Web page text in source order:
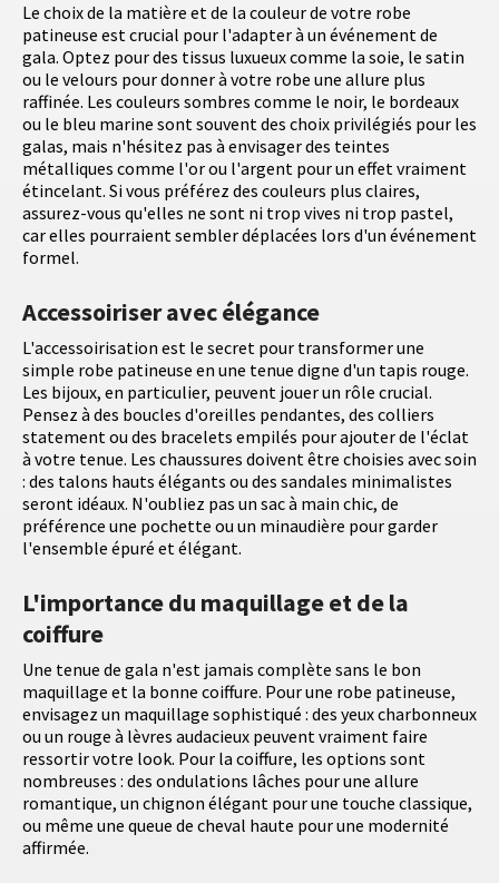
Le choix de la matière et de la couleur de votre robe
patineuse est crucial pour l'adapter à un événement de
gala. Optez pour des tissus luxueux comme la soie, le satin
ou le velours pour donner à votre robe une allure plus
raffinée. Les couleurs sombres comme le noir, le bordeaux
ou le bleu marine sont souvent des choix privilégiés pour les
galas, mais n'hésitez pas à envisager des teintes
métalliques comme l'or ou l'argent pour un effet vraiment
étincelant. Si vous préférez des couleurs plus claires,
assurez-vous qu'elles ne sont ni trop vives ni trop pastel,
car elles pourraient sembler déplacées lors d'un événement
formel.
Accessoiriser avec élégance
L'accessoirisation est le secret pour transformer une
simple robe patineuse en une tenue digne d'un tapis rouge.
Les bijoux, en particulier, peuvent jouer un rôle crucial.
Pensez à des boucles d'oreilles pendantes, des colliers
statement ou des bracelets empilés pour ajouter de l'éclat
à votre tenue. Les chaussures doivent être choisies avec soin
: des talons hauts élégants ou des sandales minimalistes
seront idéaux. N'oubliez pas un sac à main chic, de
préférence une pochette ou un minaudière pour garder
l'ensemble épuré et élégant.
L'importance du maquillage et de la
coiffure
Une tenue de gala n'est jamais complète sans le bon
maquillage et la bonne coiffure. Pour une robe patineuse,
envisagez un maquillage sophistiqué : des yeux charbonneux
ou un rouge à lèvres audacieux peuvent vraiment faire
ressortir votre look. Pour la coiffure, les options sont
nombreuses : des ondulations lâches pour une allure
romantique, un chignon élégant pour une touche classique,
ou même une queue de cheval haute pour une modernité
affirmée.